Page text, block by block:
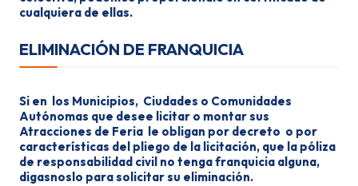
cualquiera de ellas.
ELIMINACIÓN DE FRANQUICIA
Si en los Municipios, Ciudades o Comunidades
Autónomas que desee licitar o montar sus
Atracciones de Feria le obligan por decreto o por
características del pliego de la licitación, que la póliza
de responsabilidad civil no tenga franquicia alguna,
digasnoslo para solicitar su eliminación.